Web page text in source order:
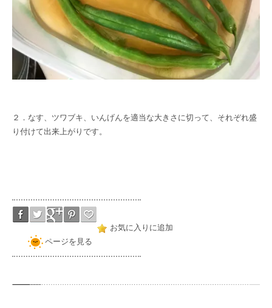
２．なす、ツワブキ、いんげんを適当な大きさに切って、それぞれ盛
り付けて出来上がりです。
お気に入りに追加
ページを見る